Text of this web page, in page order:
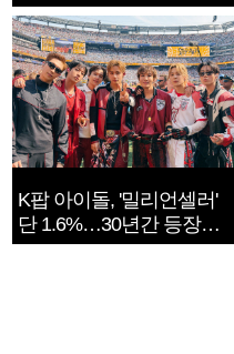
K팝 아이돌, '밀리언셀러'
단 1.6%…30년간 등장
1182개팀 전수조사